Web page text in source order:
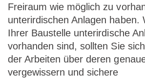
Freiraum wie möglich zu
unterirdischen Anlagen haben.
Ihrer Baustelle unterirdische
vorhanden sind, sollten Sie
der Arbeiten über deren
vergewissern und sichere